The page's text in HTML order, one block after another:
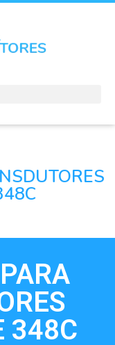
348C